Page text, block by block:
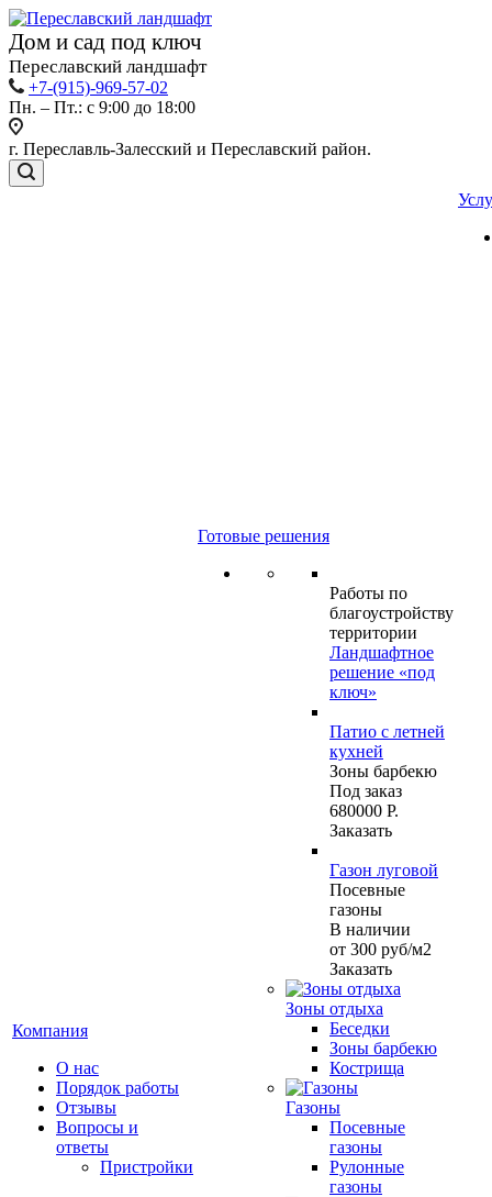
Дом и сад под ключ
Переславский ландшафт
+7-(915)-969-57-02
Пн. – Пт.: с 9:00 до 18:00
г. Переславль-Залесский и Переславский район.
Компания
О нас
Порядок работы
Отзывы
Вопросы и
ответы
Пристройки
Готовые решения
Работы по
благоустройству
территории
Ландшафтное
решение «под
ключ»
Патио с летней
кухней
Зоны барбекю
Под заказ
680000 Р.
Заказать
Газон луговой
Посевные
газоны
В наличии
от 300 руб/м2
Заказать
Зоны отдыха
Беседки
Зоны барбекю
Кострища
Газоны
Посевные
газоны
Рулонные
газоны